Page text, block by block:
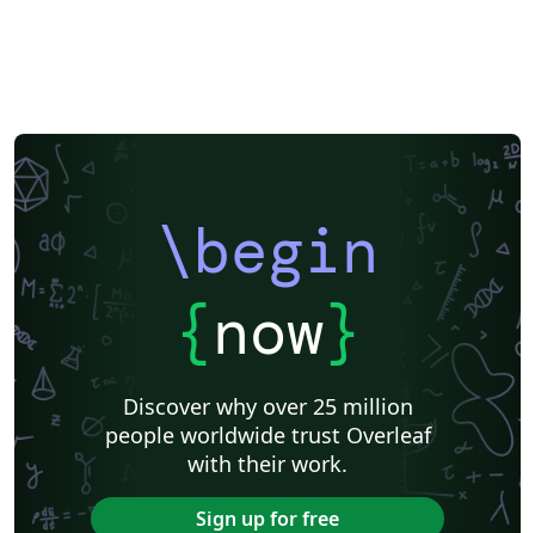
\begin
{now}
Discover why over 25 million
people worldwide trust Overleaf
with their work.
Sign up for free